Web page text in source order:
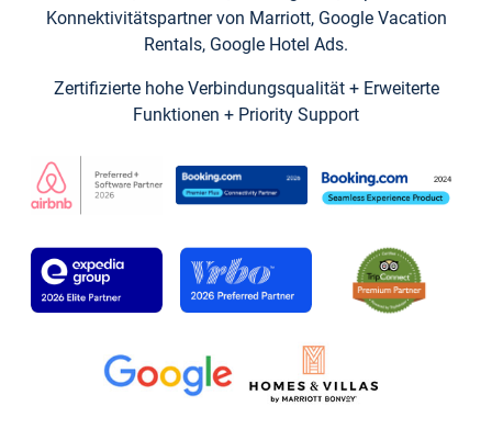
Konnektivitätspartner von Marriott, Google Vacation
Rentals, Google Hotel Ads.
Zertifizierte hohe Verbindungsqualität + Erweiterte
Funktionen + Priority Support